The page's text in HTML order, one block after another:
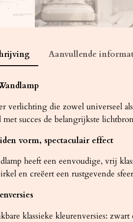
Aanvullende
verlichting die zowel universeel
met succes de belangrijkste
vorm, spectaculair effect
heeft een eenvoudige, vrij
en creëert een rustgevende
klassieke kleurenversies: